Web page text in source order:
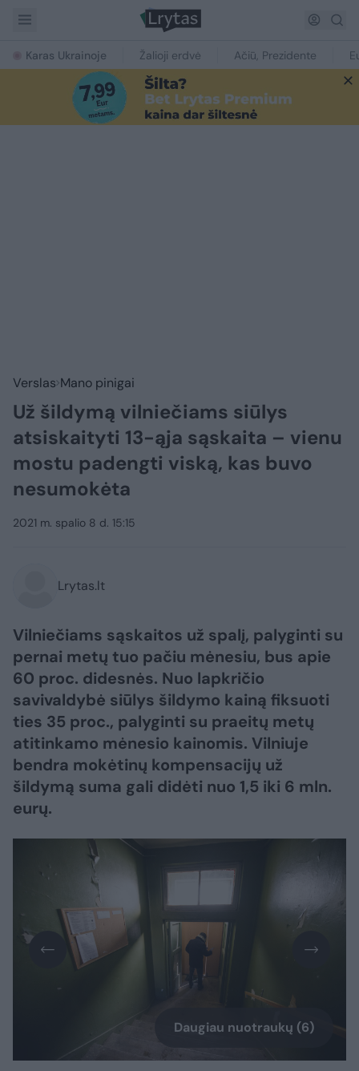
Karas Ukrainoje Žalioji erdvė Ačiū, Prezidente
Verslas Mano pinigai
Už šildymą vilniečiams siūlys
atsiskaityti 13-ąja sąskaita – vienu
mostu padengti viską, kas buvo
nesumokėta
2021 m. spalio 8 d. 15:15
Lrytas.lt
Vilniečiams sąskaitos už spalį, palyginti su
pernai metų tuo pačiu mėnesiu, bus apie
60 proc. didesnės. Nuo lapkričio
savivaldybė siūlys šildymo kainą fiksuoti
ties 35 proc., palyginti su praeitų metų
atitinkamo mėnesio kainomis. Vilniuje
bendra mokėtinų kompensacijų už
šildymą suma gali didėti nuo 1,5 iki 6 mln.
eurų.
Daugiau nuotraukų (6)